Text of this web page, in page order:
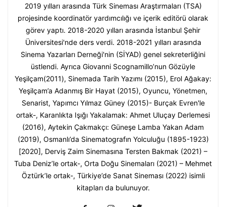
2019 yılları arasında Türk Sineması Araştırmaları (TSA)
projesinde koordinatör yardımcılığı ve içerik editörü olarak
görev yaptı. 2018-2020 yılları arasında İstanbul Şehir
Üniversitesi'nde ders verdi. 2018-2021 yılları arasında
Sinema Yazarları Derneği'nin (SİYAD) genel sekreterliğini
üstlendi. Ayrıca Giovanni Scognamillo’nun Gözüyle
Yeşilçam(2011), Sinemada Tarih Yazımı (2015), Erol Ağakay:
Yeşilçam’a Adanmış Bir Hayat (2015), Oyuncu, Yönetmen,
Senarist, Yapımcı Yılmaz Güney (2015)- Burçak Evren'le
ortak-, Karanlıkta Işığı Yakalamak: Ahmet Uluçay Derlemesi
(2016), Aytekin Çakmakçı: Güneşe Lamba Yakan Adam
(2019), Osmanlı’da Sinematografın Yolculuğu (1895-1923)
[2020], Derviş Zaim Sinemasına Tersten Bakmak (2021) –
Tuba Deniz’le ortak-, Orta Doğu Sinemaları (2021) – Mehmet
Öztürk’le ortak-, Türkiye’de Sanat Sineması (2022) isimli
kitapları da bulunuyor.